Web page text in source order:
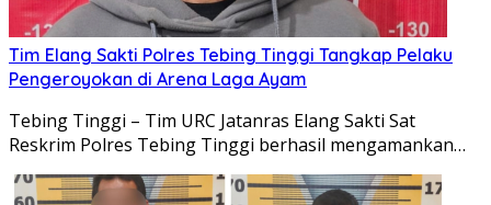
Tim Elang Sakti Polres Tebing Tinggi Tangkap Pelaku
Pengeroyokan di Arena Laga Ayam
Tebing Tinggi – Tim URC Jatanras Elang Sakti Sat
Reskrim Polres Tebing Tinggi berhasil mengamankan…